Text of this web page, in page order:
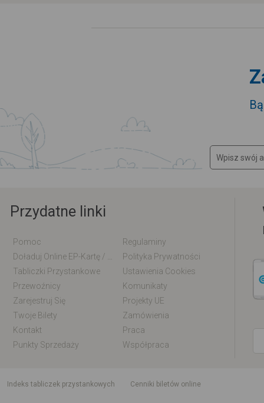
Przydatne linki
Pomoc
Regulaminy
Polityka Prywatności
Tabliczki Przystankowe
Ustawienia Cookies
Przewoźnicy
Komunikaty
Zarejestruj Się
Projekty UE
Twoje Bilety
Zamówienia
Kontakt
Praca
Punkty Sprzedaży
Współpraca
indeks tabliczek przystankowych
Cenniki biletów online